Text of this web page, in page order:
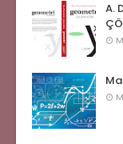
A.